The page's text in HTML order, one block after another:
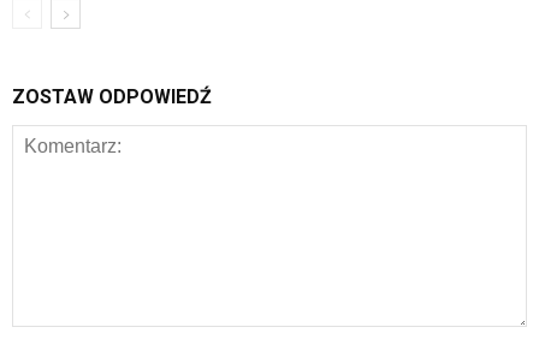
ZOSTAW ODPOWIEDŹ